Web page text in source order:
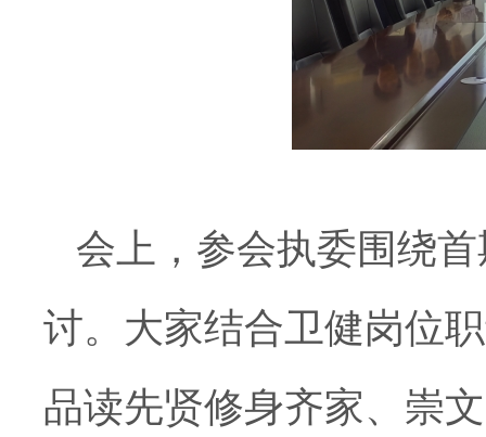
会上，参会执委围绕
讨。大家结合卫健岗位
品读先贤修身齐家、崇